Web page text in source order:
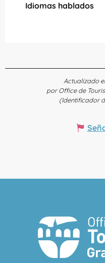
Idiomas hablados
Idiomas hablados
Actualizado el
por Office de
(Identificador